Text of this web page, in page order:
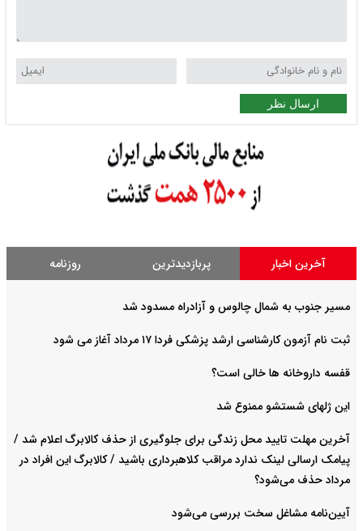
ارسال نظر
آخرین اخبار پربازدیدترین روزنامه
مسیر جنوب به شمال چالوس و آزادراه مسدود شد
ثبت نام آزمون کارشناسی ارشد پزشکی فردا ۱۷ مرداد آغاز می شود
قفسه داروخانه ها خالی است؟
این ژلهای شستشو ممنوع شد
آخرین مهلت تایید محل زندگی برای جلوگیری از حذف کالابرگ اعلام شد /
پیامک ارسالی لینک ندارد مراقب کلاهبرداری باشید / کالابرگ این افراد در
مرداد حذف می‌شود؟
آیین‌نامه مشاغل سخت بررسی می‌شود